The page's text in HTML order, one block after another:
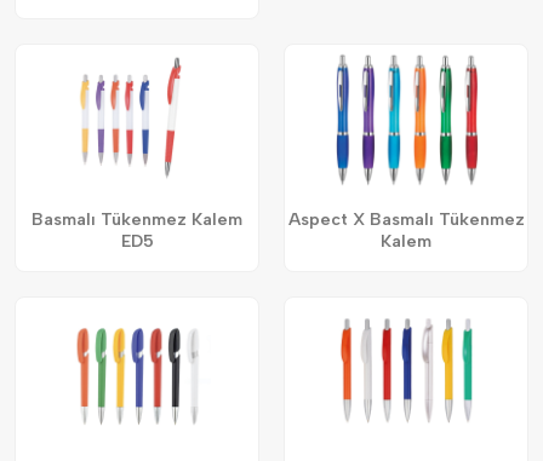
Basmalı Tükenmez Kalem
ED5
Aspect X Basmalı Tükenmez
Kalem